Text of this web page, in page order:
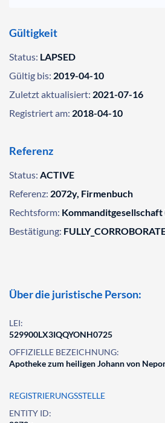
Gültigkeit
Status: LAPSED
Gültig bis: 2019-04-10
Zuletzt aktualisiert: 2021-07-16
Registriert am: 2018-04-10
Referenz
Status: ACTIVE
Referenz: 2072y, Firmenbuch
Rechtsform: Kommanditgesellschaft
Bestätigung:
Über die juristische Person:
LEI:
529900LX3IQQYONH0725
OFFIZIELLE BEZEICHNUNG:
Apotheke zum heiligen Johann von
REGISTRIERUNGSSTELLE
ENTITY ID: